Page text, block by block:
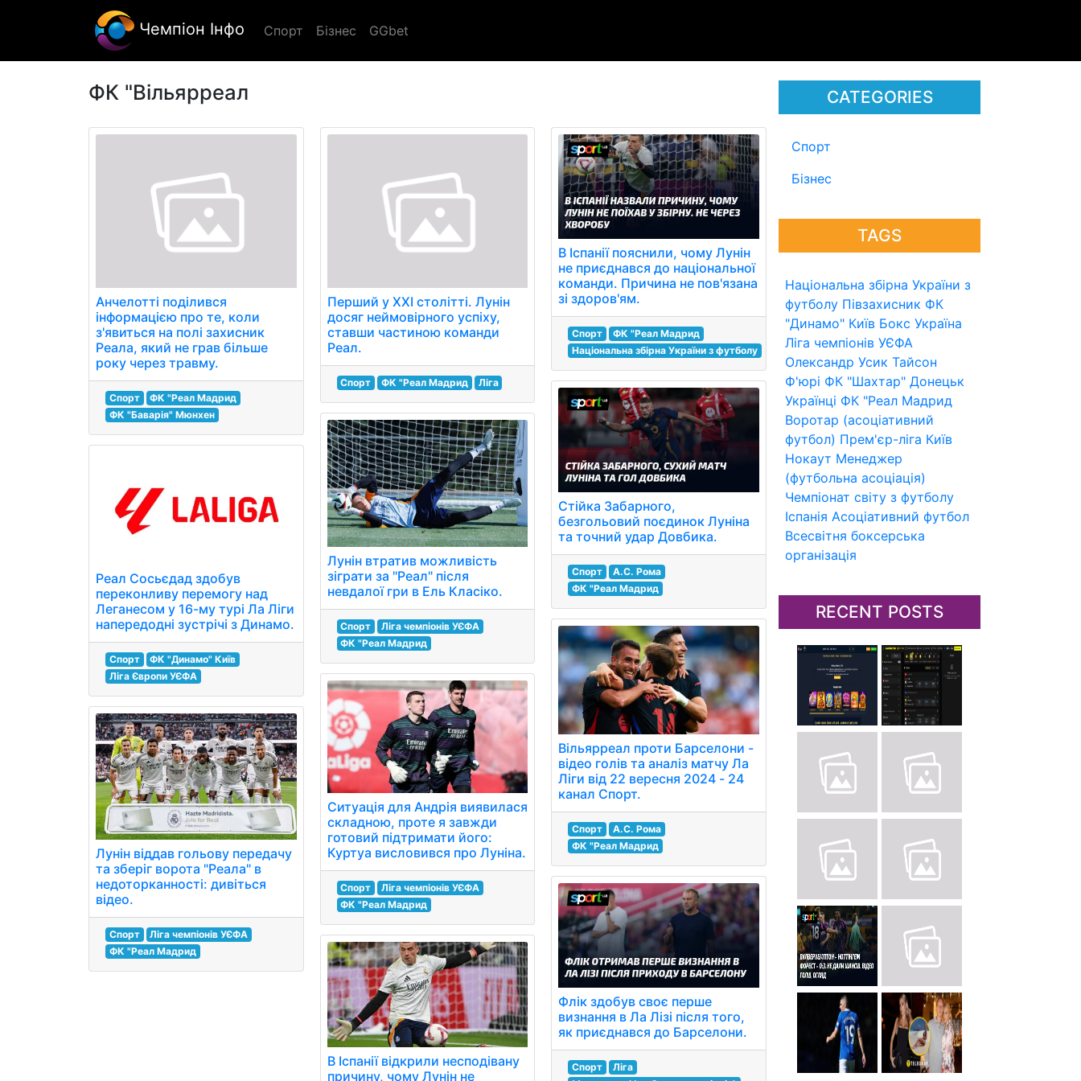
Чемпіон Інфо Спорт Бізнес GGbet
CATEGORIES
Спорт
Бізнес
TAGS
Національна збірна України з
футболу Півзахисник ФК
"Динамо" Київ Бокс Україна
Ліга чемпіонів УЄФА
Олександр Усик Тайсон
Ф'юрі ФК "Шахтар" Донецьк
Українці ФК "Реал Мадрид
Воротар (асоціативний
футбол) Прем'єр-ліга Київ
Нокаут Менеджер
(футбольна асоціація)
Чемпіонат світу з футболу
Іспанія Асоціативний футбол
Всесвітня боксерська
організація
RECENT POSTS
ФК "Вільярреал
Анчелотті поділився
інформацією про те, коли
з'явиться на полі захисник
Реала, який не грав більше
року через травму.
Спорт
ФК "Реал Мадрид
ФК "Баварія" Мюнхен
Реал Сосьєдад здобув
переконливу перемогу над
Леганесом у 16-му турі Ла Ліги
напередодні зустрічі з Динамо.
Спорт
ФК "Динамо" Київ
Ліга Європи УЄФА
Лунін віддав гольову передачу
та зберіг ворота "Реала" в
недоторканності: дивіться
відео.
Спорт
Ліга чемпіонів УЄФА
ФК "Реал Мадрид
Перший у XXI столітті. Лунін
досяг неймовірного успіху,
ставши частиною команди
Реал.
Спорт ФК "Реал Мадрид Ліга
Лунін втратив можливість
зіграти за "Реал" після
невдалої гри в Ель Класіко.
Спорт
Ліга чемпіонів УЄФА
ФК "Реал Мадрид
Ситуація для Андрія виявилася
складною, проте я завжди
готовий підтримати його:
Куртуа висловився про Луніна.
Спорт
Ліга чемпіонів УЄФА
ФК "Реал Мадрид
В Іспанії відкрили несподівану
причину, чому Лунін не
В Іспанії пояснили, чому Лунін
не приєднався до національної
команди. Причина не пов'язана
зі здоров'ям.
Спорт
ФК "Реал Мадрид
Національна збірна України з футболу
Стійка Забарного,
безгольовий поєдинок Луніна
та точний удар Довбика.
Спорт
А.С. Рома
ФК "Реал Мадрид
Вільярреал проти Барселони -
відео голів та аналіз матчу Ла
Ліги від 22 вересня 2024 - 24
канал Спорт.
Спорт
А.С. Рома
ФК "Реал Мадрид
Флік здобув своє перше
визнання в Ла Лізі після того,
як приєднався до Барселони.
Спорт
Ліга